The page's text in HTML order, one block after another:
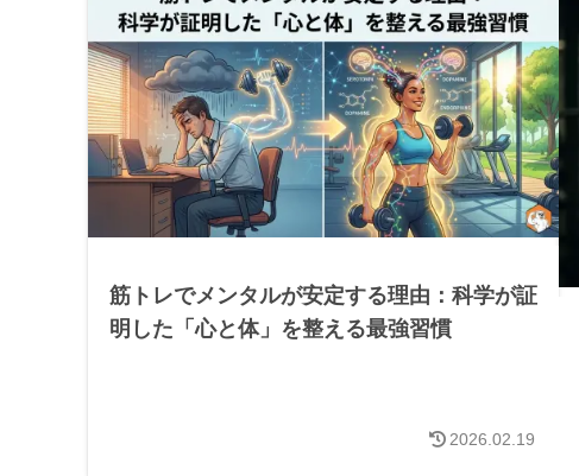
筋トレでメンタルが安定する理由：科学が証
明した「心と体」を整える最強習慣
2026.02.19